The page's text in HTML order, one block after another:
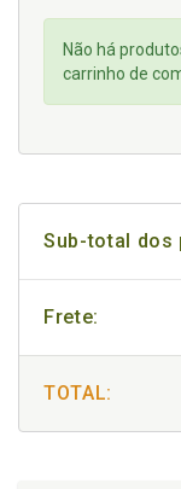
Não há
carrinho de
Sub-total
Frete:
TOTAL: